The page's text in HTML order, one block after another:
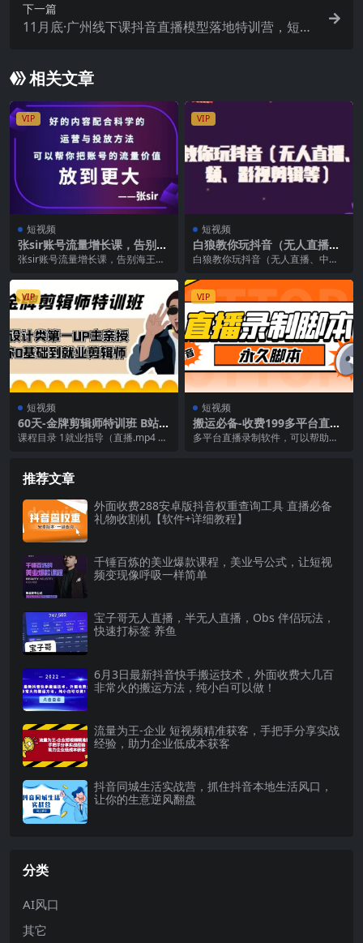
下一篇
11月底·广州线下课抖音直播模型落地特训营，短视
制模型
相关文章
VIP
短视频
张sir账号流量增长课，告别海
王流量，让你的流量更精准
张sir账号流量增长课，告别海王流
这门课将系统...
VIP
短视频
白狼教你玩抖音（无人直播、
中视频、影视剪辑等）
白狼教你玩抖音（无人直播、中视
吃肉爆单的，很多都...
VIP
短视频
60天-金牌剪辑师特训班 B站设
计类第一UP主亲授 带你0基础
课程目录 1就业指导（直播.mp4 2
VIP
短视频
搬运必备-收费199多平台直播
录制工具 实时录制高清视频自
多平台直播录制软件，可以帮助用
推荐文章
外面收费288安卓版抖音权重查询工具 直播必备
礼物收割机【软件+详细教程】
千锤百炼的美业爆款课程，美业号公式，让短视
频变现像呼吸一样简单
宝子哥无人直播，半无人直播，Obs 伴侣玩法，
快速打标签 养鱼
6月3日最新抖音快手搬运技术，外面收费大几百
非常火的搬运方法，纯小白可以做！
流量为王-企业 短视频精准获客，手把手分享实战
经验，助力企业低成本获客
抖音同城生活实战营，抓住抖音本地生活风口，
让你的生意逆风翻盘
分类
AI风口
其它